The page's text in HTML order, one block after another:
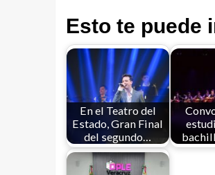
Esto te puede
En el Teatro del
Estado, Gran Final
del segundo…